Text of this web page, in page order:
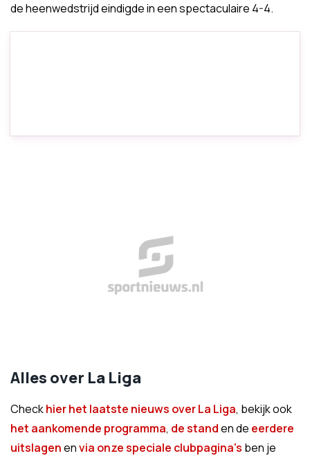
de heenwedstrijd eindigde in een spectaculaire 4-4.
Alles over La Liga
Checkhier het laatste nieuws over La Liga, bekijk ook
het aankomende programma, de standen de eerdere
uitslagenenvia onze speciale clubpagina's ben je